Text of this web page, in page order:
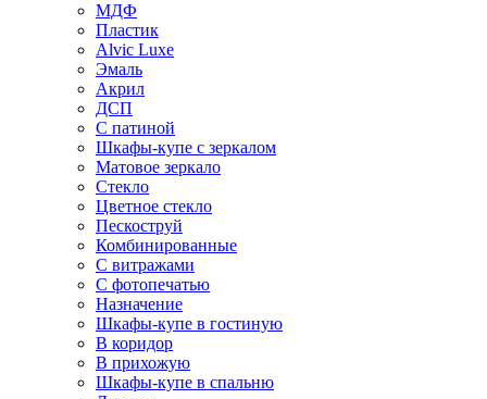
МДФ
Пластик
Alvic Luxe
Эмаль
Акрил
ДСП
С патиной
Шкафы-купе с зеркалом
Матовое зеркало
Стекло
Цветное стекло
Пескоструй
Комбинированные
С витражами
С фотопечатью
Назначение
Шкафы-купе в гостиную
В коридор
В прихожую
Шкафы-купе в спальню